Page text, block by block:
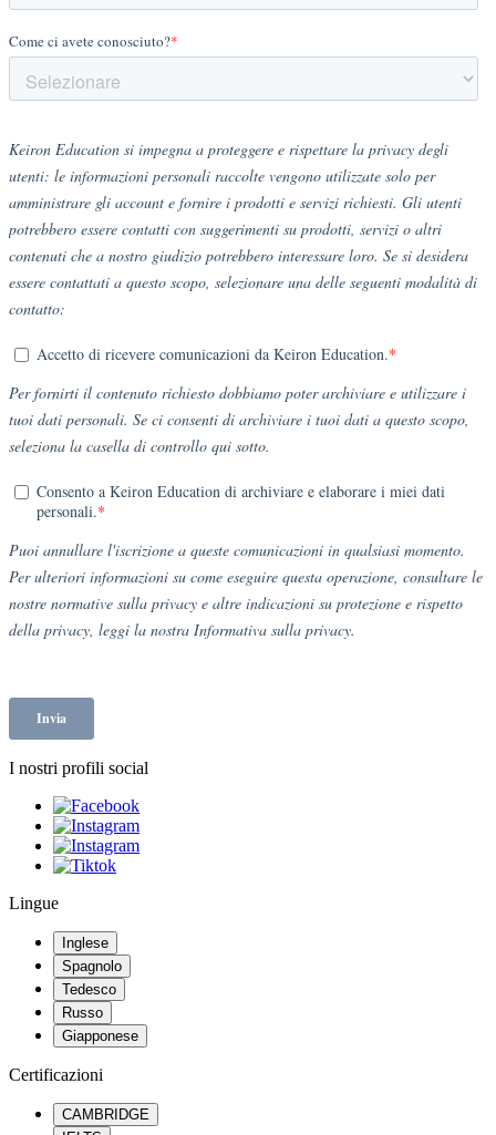
I nostri profili social
Lingue
Inglese
Spagnolo
Tedesco
Russo
Giapponese
Certificazioni
CAMBRIDGE